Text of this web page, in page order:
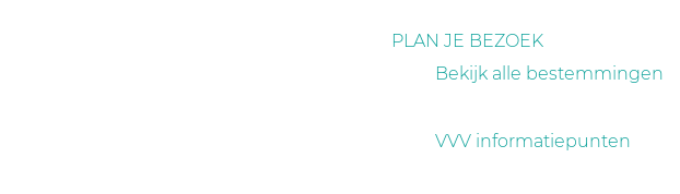
PLAN JE BEZOEK
Bekijk alle bestemmingen
VVV informatiepunten